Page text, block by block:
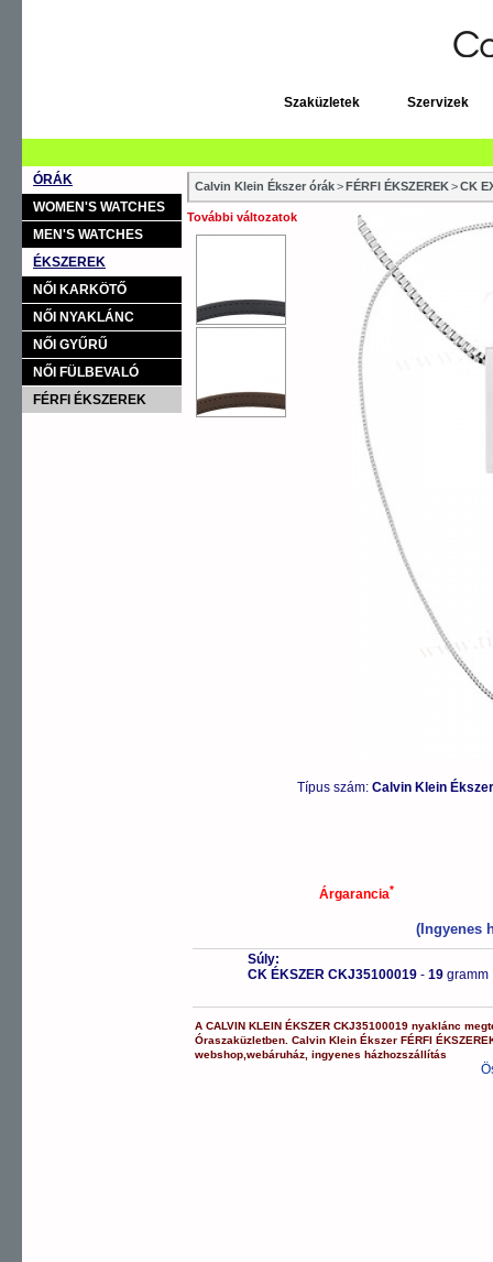
Szaküzletek Szervizek
ÓRÁK
WOMEN'S WATCHES
MEN'S WATCHES
ÉKSZEREK
NŐI KARKÖTŐ
NŐI NYAKLÁNC
NŐI GYŰRŰ
NŐI FÜLBEVALÓ
FÉRFI ÉKSZEREK
Calvin Klein Ékszer órák>FÉRFI ÉKSZEREK>CK
További változatok
Típus szám: Calvin Klein
Árgarancia*
(Ingyenes
Súly:
CK ÉKSZER CKJ35100019 - 19 gramm
ACALVIN KLEIN ÉKSZER CKJ35100019 nyaklánc
Óraszaküzletben.Calvin Klein Ékszer FÉRFI
webshop ,webáruház ,ingyenes házhozszállítás